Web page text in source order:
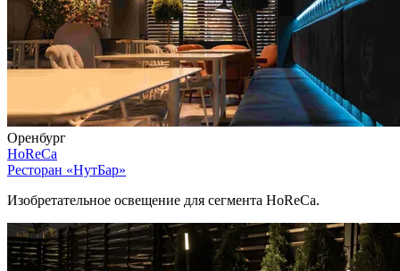
Оренбург
HoReCa
Ресторан «НутБар»
Изобретательное освещение для сегмента HoReCa.